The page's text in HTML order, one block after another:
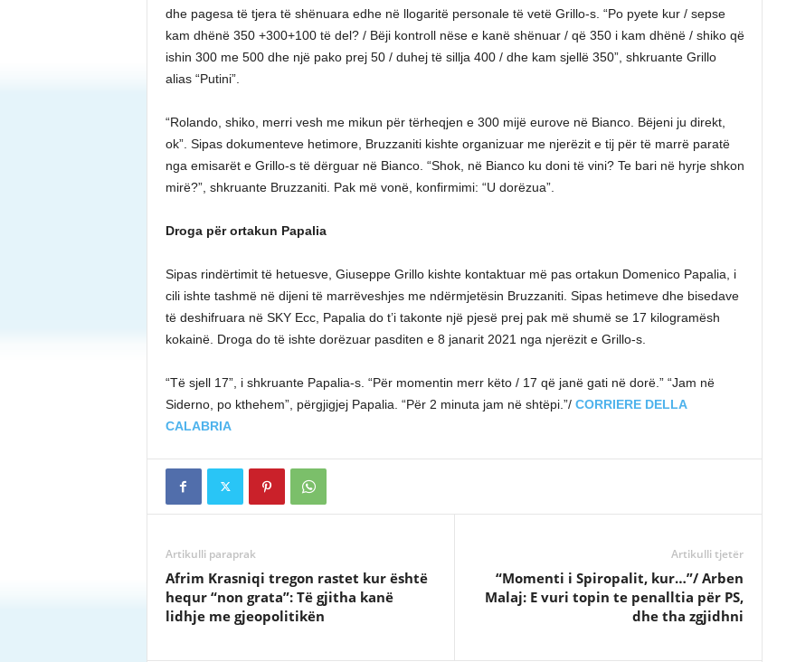
dhe pagesa të tjera të shënuara edhe në llogaritë personale të vetë Grillo-s. “Po pyete kur / sepse
kam dhënë 350 +300+100 të del? / Bëji kontroll nëse e kanë shënuar / që 350 i kam dhënë / shiko që
ishin 300 me 500 dhe një pako prej 50 / duhej të sillja 400 / dhe kam sjellë 350”, shkruante Grillo
alias “Putini”.
“Rolando, shiko, merri vesh me mikun për tërheqjen e 300 mijë eurove në Bianco. Bëjeni ju direkt,
ok”. Sipas dokumenteve hetimore, Bruzzaniti kishte organizuar me njerëzit e tij për të marrë paratë
nga emisarët e Grillo-s të dërguar në Bianco. “Shok, në Bianco ku doni të vini? Te bari në hyrje shkon
mirë?”, shkruante Bruzzaniti. Pak më vonë, konfirmimi: “U dorëzua”.
Droga për ortakun Papalia
Sipas rindërtimit të hetuesve, Giuseppe Grillo kishte kontaktuar më pas ortakun Domenico Papalia, i
cili ishte tashmë në dijeni të marrëveshjes me ndërmjetësin Bruzzaniti. Sipas hetimeve dhe bisedave
të deshifruara në SKY Ecc, Papalia do t’i takonte një pjesë prej pak më shumë se 17 kilogramësh
kokainë. Droga do të ishte dorëzuar pasditen e 8 janarit 2021 nga njerëzit e Grillo-s.
“Të sjell 17”, i shkruante Papalia-s. “Për momentin merr këto / 17 që janë gati në dorë.” “Jam në
Siderno, po kthehem”, përgjigjej Papalia. “Për 2 minuta jam në shtëpi.”/ CORRIERE DELLA
CALABRIA
Artikulli paraprak
Afrim Krasniqi tregon rastet kur është
hequr “non grata”: Të gjitha kanë
lidhje me gjeopolitikën
Artikulli tjetër
“Momenti i Spiropalit, kur…”/ Arben
Malaj: E vuri topin te penalltia për PS,
dhe tha zgjidhni